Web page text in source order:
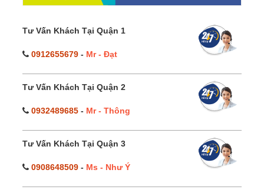
Tư Vấn Khách Tại Quận 1
0912655679 - Mr - Đạt
Tư Vấn Khách Tại Quận 2
0932489685 - Mr - Thông
Tư Vấn Khách Tại Quận 3
0908648509 - Ms - Như Ý